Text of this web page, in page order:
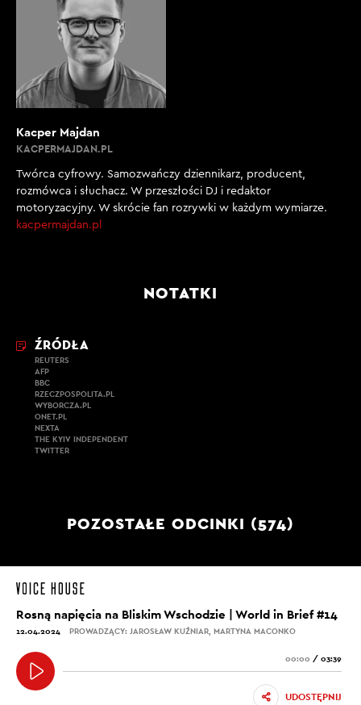
Kacper Majdan
KACPERMAJDAN.PL
Twórca cyfrowy. Samozwańczy dziennikarz, producent,
rozmówca i słuchacz. W przeszłości DJ i redaktor
motoryzacyjny. W skrócie fan rozrywki w każdym wymiarze.
kacpermajdan.pl
NOTATKI
ŹRÓDŁA
REUTERS
AFP
BBC
RZECZPOSPOLITA.PL
WYBORCZA.PL
ONET.PL
NEXTA
THE KYIV INDEPENDENT
TWITTER
POZOSTAŁE ODCINKI (574)
Rosną napięcia na Bliskim Wschodzie | World in Brief #14
12.04.2024 PROWADZĄCY: JAROSŁAW KUŹNIAR, MARTYNA MACONKO
00:00 / 03:39
UDOSTĘPNIJ